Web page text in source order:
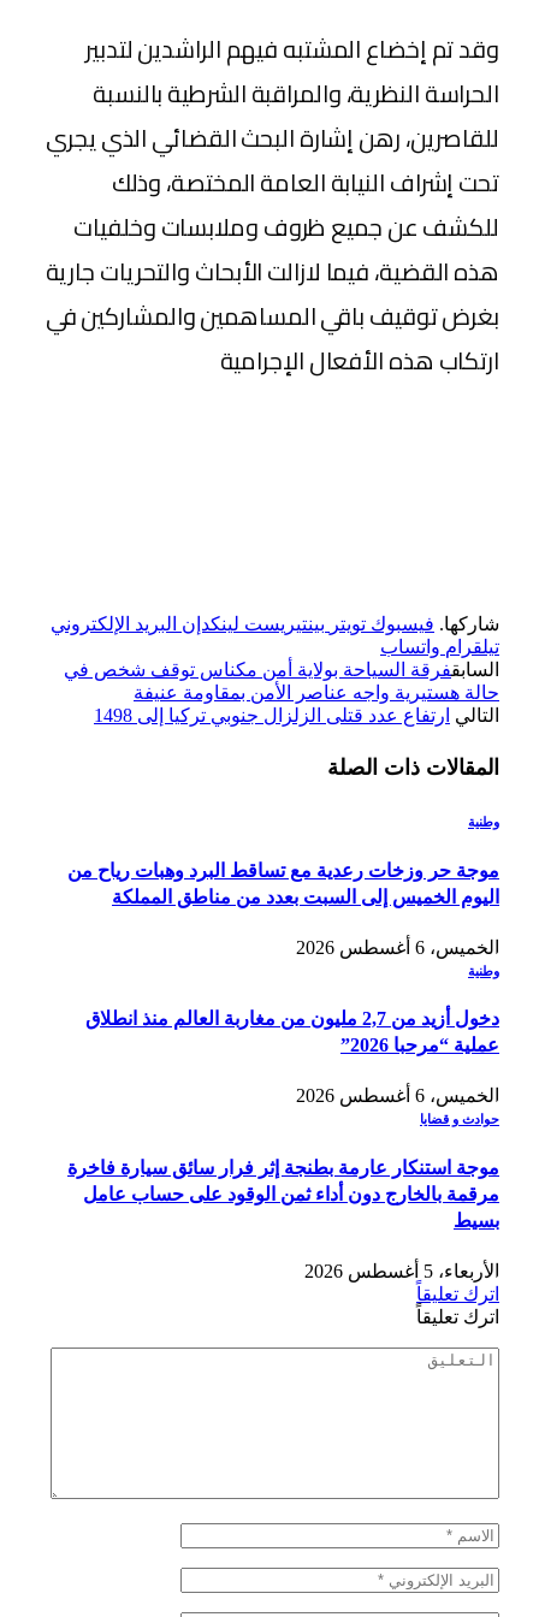
وقد تم إخضاع المشتبه فيهم الراشدين لتدبير
الحراسة النظرية، والمراقبة الشرطية بالنسبة
للقاصرين، رهن إشارة البحث القضائي الذي يجري
تحت إشراف النيابة العامة المختصة، وذلك
للكشف عن جميع ظروف وملابسات وخلفيات
هذه القضية، فيما لازالت الأبحاث والتحريات جارية
بغرض توقيف باقي المساهمين والمشاركين في
ارتكاب هذه الأفعال الإجرامية
شاركها. فيسبوك تويتر بينتيريست لينكدإن البريد الإلكتروني
تيلقرام واتساب
السابقفرقة السياحة بولاية أمن مكناس توقف شخص في
حالة هستيرية واجه عناصر الأمن بمقاومة عنيفة
التالي ارتفاع عدد قتلى الزلزال جنوبي تركيا إلى 1498
المقالات ذات الصلة
وطنية
موجة حر وزخات رعدية مع تساقط البرد وهبات رياح من
اليوم الخميس إلى السبت بعدد من مناطق المملكة
الخميس، 6 أغسطس 2026
وطنية
دخول أزيد من 2,7 مليون من مغاربة العالم منذ انطلاق
عملية “مرحبا 2026”
الخميس، 6 أغسطس 2026
حوادث و قضايا
موجة استنكار عارمة بطنجة إثر فرار سائق سيارة فاخرة
مرقمة بالخارج دون أداء ثمن الوقود على حساب عامل
بسيط
الأربعاء، 5 أغسطس 2026
اترك تعليقاً
اترك تعليقاً